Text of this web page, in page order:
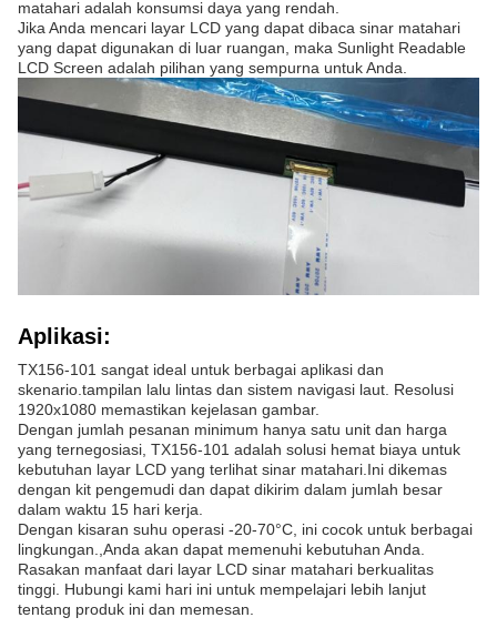
matahari adalah konsumsi daya yang rendah.
Jika Anda mencari layar LCD yang dapat dibaca sinar matahari
yang dapat digunakan di luar ruangan, maka Sunlight Readable
LCD Screen adalah pilihan yang sempurna untuk Anda.
Aplikasi:
TX156-101 sangat ideal untuk berbagai aplikasi dan
skenario.tampilan lalu lintas dan sistem navigasi laut. Resolusi
1920x1080 memastikan kejelasan gambar.
Dengan jumlah pesanan minimum hanya satu unit dan harga
yang ternegosiasi, TX156-101 adalah solusi hemat biaya untuk
kebutuhan layar LCD yang terlihat sinar matahari.Ini dikemas
dengan kit pengemudi dan dapat dikirim dalam jumlah besar
dalam waktu 15 hari kerja.
Dengan kisaran suhu operasi -20-70°C, ini cocok untuk berbagai
lingkungan.,Anda akan dapat memenuhi kebutuhan Anda.
Rasakan manfaat dari layar LCD sinar matahari berkualitas
tinggi. Hubungi kami hari ini untuk mempelajari lebih lanjut
tentang produk ini dan memesan.